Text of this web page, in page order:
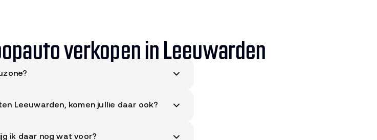
verkopen in Leeuwarden
Leeuwarden, komen jullie daar ook?
Franeker en de meeste Friese dorpen.
ik daar nog wat voor?